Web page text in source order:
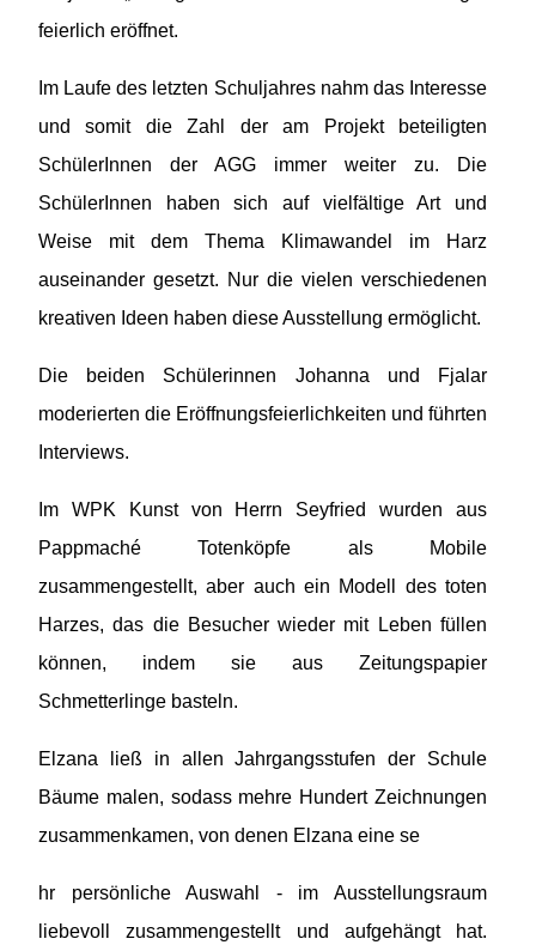
feierlich eröffnet.
Im Laufe des letzten Schuljahres nahm das Interesse
und somit die Zahl der am Projekt beteiligten
SchülerInnen der AGG immer weiter zu. Die
SchülerInnen haben sich auf vielfältige Art und
Weise mit dem Thema Klimawandel im Harz
auseinander gesetzt. Nur die vielen verschiedenen
kreativen Ideen haben diese Ausstellung ermöglicht.
Die beiden Schülerinnen Johanna und Fjalar
moderierten die Eröffnungsfeierlichkeiten und führten
Interviews.
Im WPK Kunst von Herrn Seyfried wurden aus
Pappmaché Totenköpfe als Mobile
zusammengestellt, aber auch ein Modell des toten
Harzes, das die Besucher wieder mit Leben füllen
können, indem sie aus Zeitungspapier
Schmetterlinge basteln.
Elzana ließ in allen Jahrgangsstufen der Schule
Bäume malen, sodass mehre Hundert Zeichnungen
zusammenkamen, von denen Elzana eine se
hr persönliche Auswahl - im Ausstellungsraum
liebevoll zusammengestellt und aufgehängt hat.